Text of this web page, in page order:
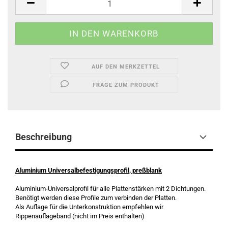
AUF DEN MERKZETTEL
FRAGE ZUM PRODUKT
Beschreibung
Aluminium Universalbefestigungsprofil, preßblank
Aluminium-Universalprofil für alle Plattenstärken mit 2 Dichtungen.
Benötigt werden diese Profile zum verbinden der Platten.
Als Auflage für die Unterkonstruktion empfehlen wir
Rippenauflageband (nicht im Preis enthalten)